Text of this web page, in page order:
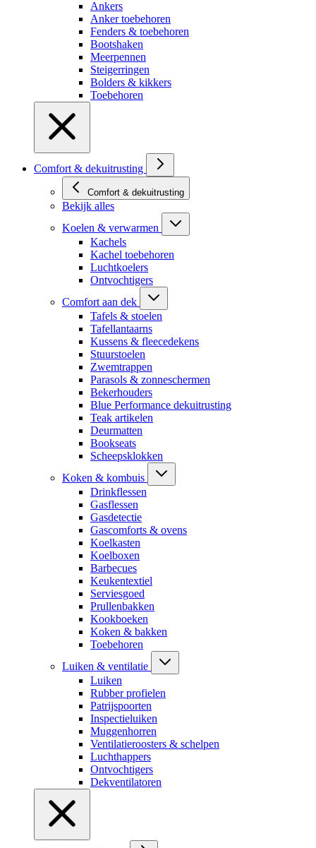
Ankers
Anker toebehoren
Fenders & toebehoren
Bootshaken
Meerpennen
Steigerringen
Bolders & kikkers
Toebehoren
Comfort & dekuitrusting
Comfort & dekuitrusting
Bekijk alles
Koelen & verwarmen
Kachels
Kachel toebehoren
Luchtkoelers
Ontvochtigers
Comfort aan dek
Tafels & stoelen
Tafellantaarns
Kussens & fleecedekens
Stuurstoelen
Zwemtrappen
Parasols & zonneschermen
Bekerhouders
Blue Performance dekuitrusting
Teak artikelen
Deurmatten
Bookseats
Scheepsklokken
Koken & kombuis
Drinkflessen
Gasflessen
Gasdetectie
Gascomforts & ovens
Koelkasten
Koelboxen
Barbecues
Keukentextiel
Serviesgoed
Prullenbakken
Kookboeken
Koken & bakken
Toebehoren
Luiken & ventilatie
Luiken
Rubber profielen
Patrijspoorten
Inspectieluiken
Muggenhorren
Ventilatieroosters & schelpen
Luchthappers
Ontvochtigers
Dekventilatoren